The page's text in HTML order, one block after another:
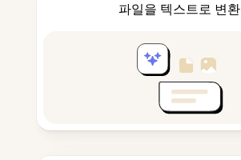
파일을 텍스트로 변환